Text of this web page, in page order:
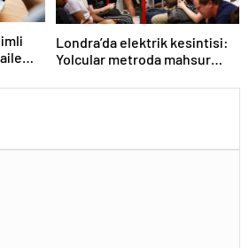
Londra’da elektrik kesintisi:
Yolcular metroda mahsur